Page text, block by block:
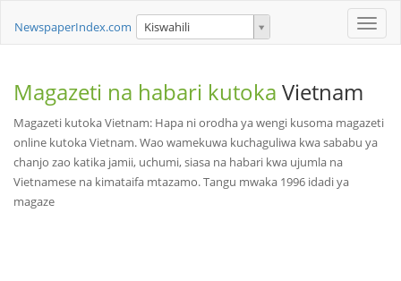
Toggle
NewspaperIndex.com Kiswahili
Magazeti na habari kutoka Vietnam
Magazeti kutoka Vietnam: Hapa ni orodha ya wengi kusoma magazeti
online kutoka Vietnam. Wao wamekuwa kuchaguliwa kwa sababu ya
chanjo zao katika jamii, uchumi, siasa na habari kwa ujumla na
Vietnamese na kimataifa mtazamo. Tangu mwaka 1996 idadi ya
magaze